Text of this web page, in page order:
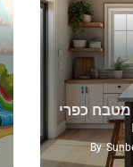
מטבח כפרי
By